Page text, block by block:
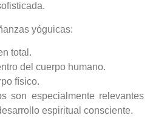
yóguicas:
total.
del cuerpo humano.
físico.
son especialmente relevantes
espiritual consciente.